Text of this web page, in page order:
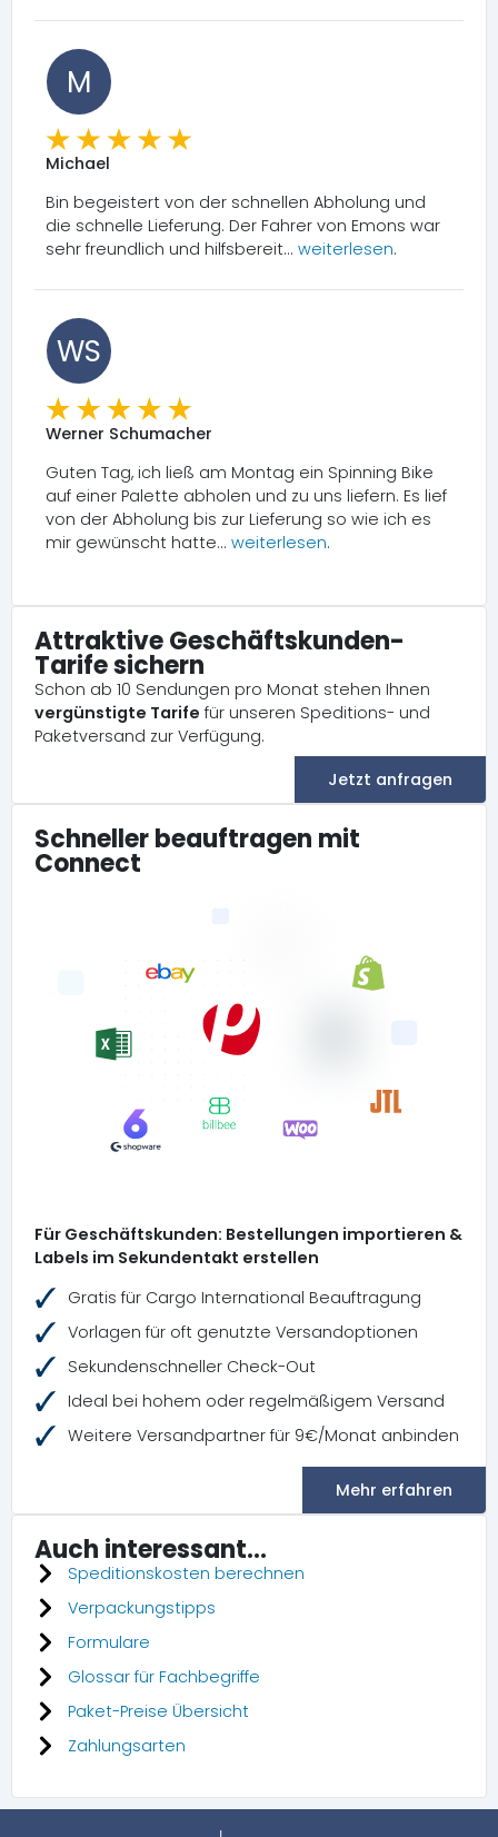
M
Michael
Bin begeistert von der schnellen Abholung und
die schnelle Lieferung. Der Fahrer von Emons war
sehr freundlich und hilfsbereit... weiterlesen.
WS
Werner Schumacher
Guten Tag, ich ließ am Montag ein Spinning Bike
auf einer Palette abholen und zu uns liefern. Es lief
von der Abholung bis zur Lieferung so wie ich es
mir gewünscht hatte... weiterlesen.
Attraktive Geschäftskunden-
Tarife sichern
Schon ab 10 Sendungen pro Monat stehen Ihnen
vergünstigte Tarife für unseren Speditions- und
Paketversand zur Verfügung.
Jetzt anfragen
Schneller beauftragen mit
Connect
Für Geschäftskunden: Bestellungen importieren &
Labels im Sekundentakt erstellen
Gratis für Cargo International Beauftragung
Vorlagen für oft genutzte Versandoptionen
Sekundenschneller Check-Out
Ideal bei hohem oder regelmäßigem Versand
Weitere Versandpartner für 9€/Monat anbinden
Mehr erfahren
Auch interessant...
Speditionskosten berechnen
Verpackungstipps
Formulare
Glossar für Fachbegriffe
Paket-Preise Übersicht
Zahlungsarten